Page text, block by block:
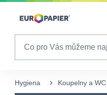
Table Of Content
Často nakupované s tímto
Hygiena Koupelny a WC